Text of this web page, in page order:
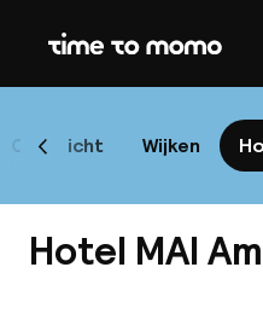
Home
Overzicht Wijken
Scroll naar links
Hotel MAI